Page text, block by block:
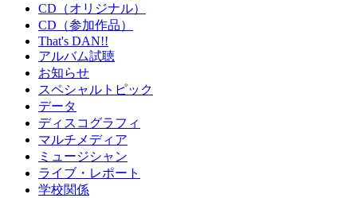
CD（オリジナル）
CD（参加作品）
That's DAN!!
アルバム試聴
お知らせ
スペシャルトピック
データ
ディスコグラフィ
マルチメディア
ミュージシャン
ライブ・レポート
学校関係